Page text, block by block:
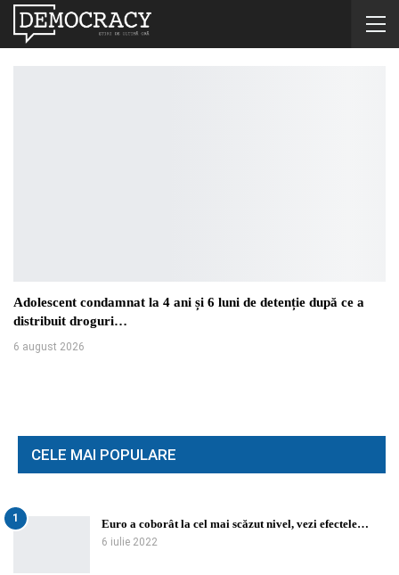
Adolescent condamnat la 4 ani și 6 luni de detenție după ce a
distribuit droguri…
6 august 2026
CELE MAI POPULARE
1 Euro a coborât la cel mai scăzut nivel, vezi efectele…
6 iulie 2022